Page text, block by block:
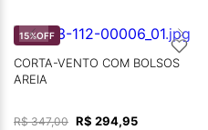
15%OFF
CORTA-VENTO COM BOLSOS
AREIA
R$ 347,00 R$ 294,95